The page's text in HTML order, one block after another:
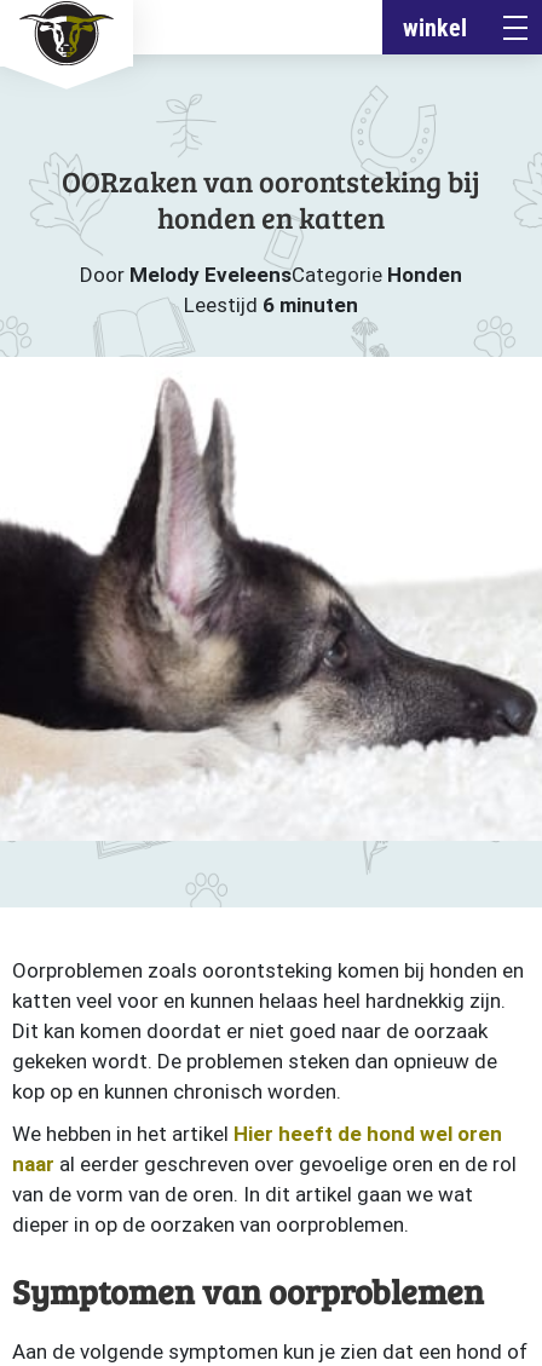
winkel
OORzaken van oorontsteking bij
honden en katten
Door Melody EveleensCategorie Honden
Leestijd 6 minuten
Oorproblemen zoals oorontsteking komen bij honden en
katten veel voor en kunnen helaas heel hardnekkig zijn.
Dit kan komen doordat er niet goed naar de oorzaak
gekeken wordt. De problemen steken dan opnieuw de
kop op en kunnen chronisch worden.
We hebben in het artikel Hier heeft de hond wel oren
naar al eerder geschreven over gevoelige oren en de rol
van de vorm van de oren. In dit artikel gaan we wat
dieper in op de oorzaken van oorproblemen.
Symptomen van oorproblemen
Aan de volgende symptomen kun je zien dat een hond of